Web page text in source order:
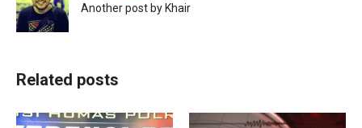
Another post by Khair
Related posts